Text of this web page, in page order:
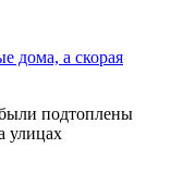
дома, а скорая
подтоплены
улицах